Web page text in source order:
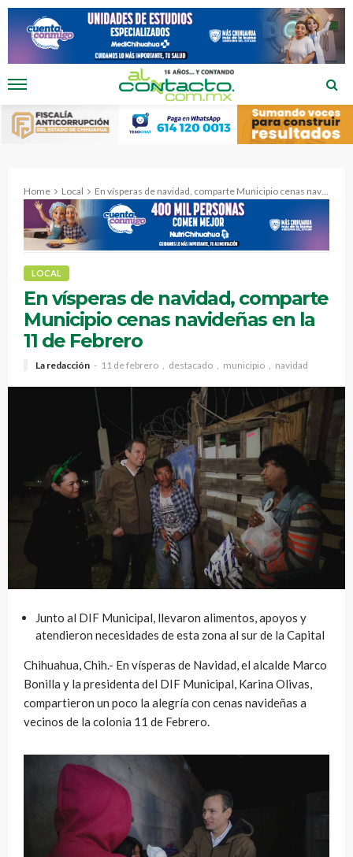
Home Local En vísperas de navidad, comparte Municipio cenas navideñas en la 11 de Febrero
LOCAL
En vísperas de navidad, comparte
Municipio cenas navideñas en la
11 de Febrero
La redacción 11 de febrero destacado municipio navidad
Junto al DIF Municipal, llevaron alimentos, apoyos y
atendieron necesidades de esta zona al sur de la Capital
Chihuahua, Chih.- En vísperas de Navidad, el alcalde Marco
Bonilla y la presidenta del DIF Municipal, Karina Olivas,
compartieron un poco la alegría con cenas navideñas a
vecinos de la colonia 11 de Febrero.